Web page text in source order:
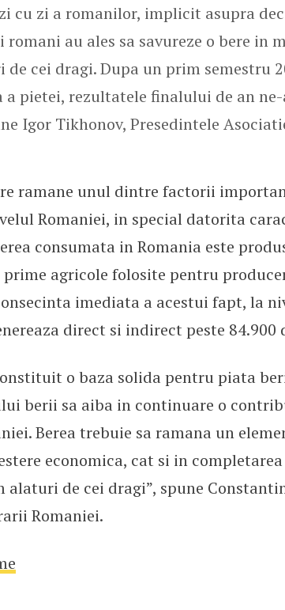
cu zi a romanilor, implicit asupra
au ales sa savureze o bere in
cei dragi. Dupa un prim semestru
a pietei, rezultatele finalului de an
Igor Tikhonov, Presedintele
ramane unul dintre factorii
Romaniei, in special datorita
consumata in Romania este
agricole folosite pentru
imediata a acestui fapt, la
direct si indirect peste 84.900
o baza solida pentru piata
berii sa aiba in continuare o
Berea trebuie sa ramana un
economica, cat si in
alaturi de cei dragi”, spune
Romaniei.